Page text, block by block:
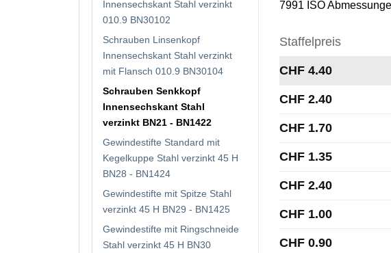
Innensechskant Stahl verzinkt
010.9 BN30102
Schrauben Linsenkopf
Innensechskant Stahl verzinkt
mit Flansch 010.9 BN30104
Schrauben Senkkopf
Innensechskant Stahl
verzinkt BN21 - BN1422
Gewindestifte Standard mit
Kegelkuppe Stahl verzinkt 45 H
BN28 - BN1424
Gewindestifte mit Spitze Stahl
verzinkt 45 H BN29 - BN1425
Gewindestifte mit Ringschneide
Stahl verzinkt 45 H BN30
7991 ISO
Staffelpreis
CHF 4.40
CHF 2.40
CHF 1.70
CHF 1.35
CHF 2.40
CHF 1.00
CHF 0.90